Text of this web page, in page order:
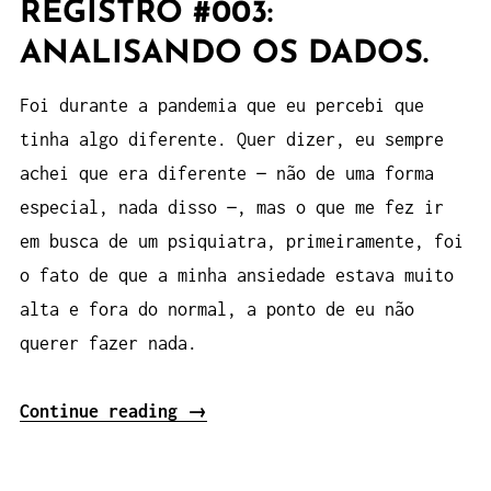
REGISTRO #003:
ANALISANDO OS DADOS.
Foi durante a pandemia que eu percebi que
tinha algo diferente. Quer dizer, eu sempre
achei que era diferente — não de uma forma
especial, nada disso —, mas o que me fez ir
em busca de um psiquiatra, primeiramente, foi
o fato de que a minha ansiedade estava muito
alta e fora do normal, a ponto de eu não
querer fazer nada.
Continue reading
“Registro
→